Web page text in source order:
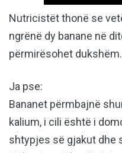
Nutricistët thonë se
ngrënë dy banane në
përmirësohet dukshëm.
Ja pse:
Bananet përmbajnë
kalium, i cili është i
shtypjes së gjakut dhe